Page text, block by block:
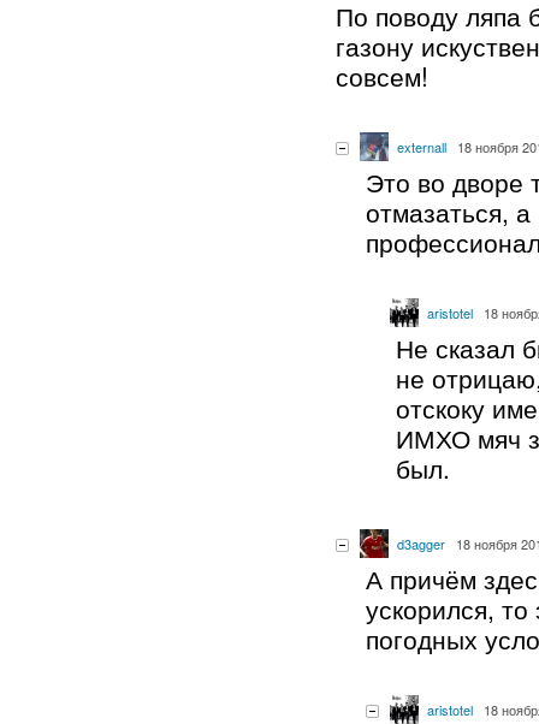
По поводу ляпа
газону
совсем!
externall 18 ноября
Это во дворе
отмазаться,
aristotel 18
Не сказал
не
отскоку
ИМХО мяч
был.
d3agger 18 ноября
А причём
ускорился, то
погодных
aristotel 18